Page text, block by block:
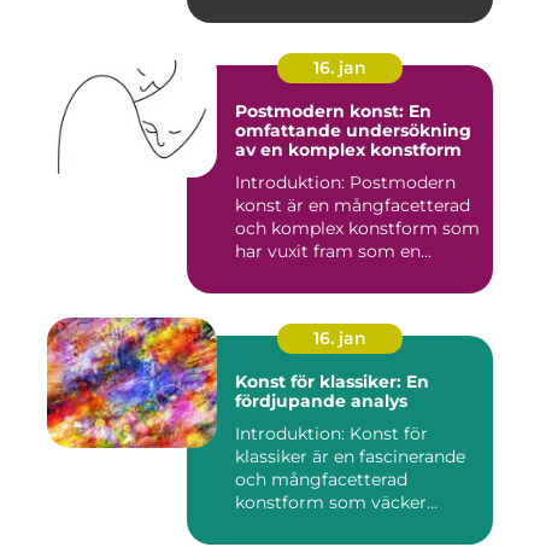
16. jan
Postmodern konst: En
omfattande undersökning
av en komplex konstform
Introduktion: Postmodern
konst är en mångfacetterad
och komplex konstform som
har vuxit fram som en...
16. jan
Konst för klassiker: En
fördjupande analys
Introduktion: Konst för
klassiker är en fascinerande
och mångfacetterad
konstform som väcker